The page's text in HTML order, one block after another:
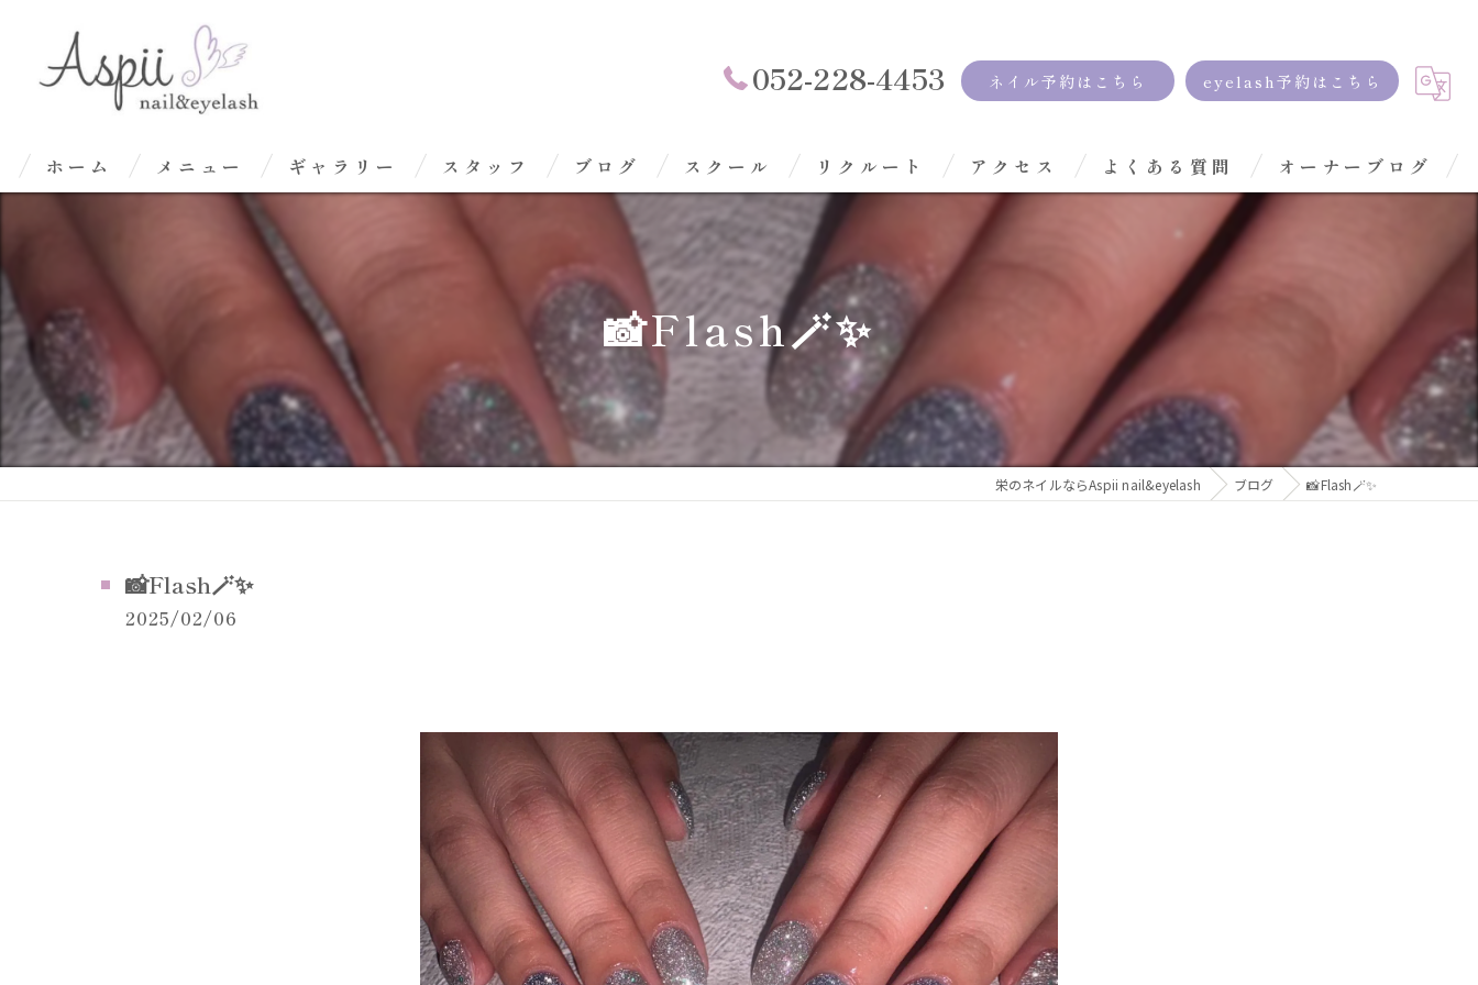
052-228-4453 ネイル予約はこちら eyelash予約はこちら
ホーム メニュー ギャラリー スタッフ ブログ スクール リクルート アクセス よくある質問 オーナーブログ
📸Flash🪄✨
栄のネイルならAspii nail&eyelash ブログ 📸Flash🪄✨
📸Flash🪄✨
2025/02/06